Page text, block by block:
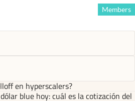
Members
en hyperscalers?
blue hoy: cuál es la cotización del